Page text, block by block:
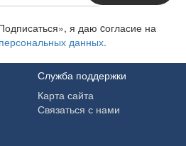
я даю cогласие на
данных.
Служба поддержки
Карта сайта
Связаться с нами